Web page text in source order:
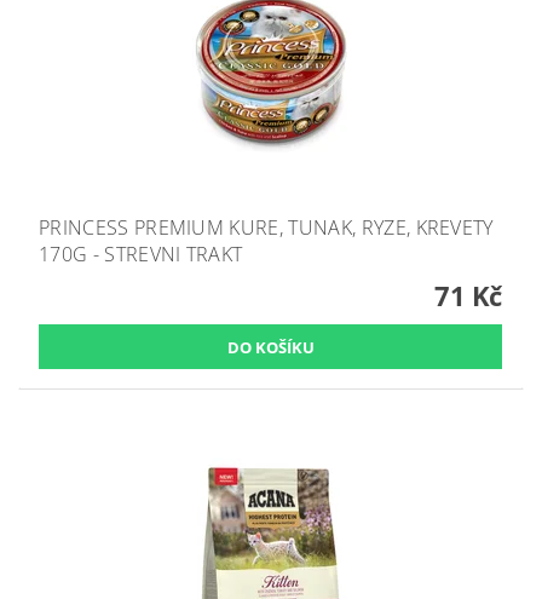
PRINCESS PREMIUM KURE, TUNAK, RYZE, KREVETY
170G - STREVNI TRAKT
71 Kč